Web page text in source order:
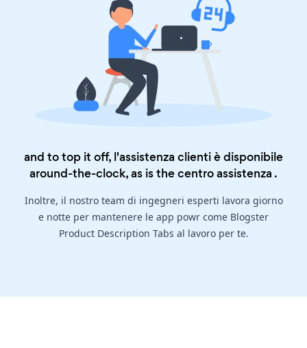
and to top it off, l'assistenza clienti è disponibile
around-the-clock, as is thecentro assistenza .
Inoltre, il nostro team di ingegneri esperti lavora giorno
e notte per mantenere le app powr come Blogster
Product Description Tabs al lavoro per te.